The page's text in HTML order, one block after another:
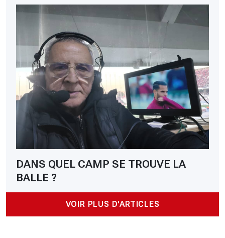
DANS QUEL CAMP SE TROUVE LA
BALLE ?
VOIR PLUS D'ARTICLES